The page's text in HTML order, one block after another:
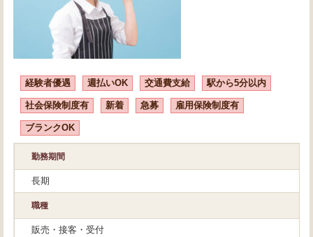
経験者優遇 週払いOK 交通費支給 駅から5分以内
社会保険制度有 新着 急募 雇用保険制度有
ブランクOK
勤務期間
長期
職種
販売・接客・受付